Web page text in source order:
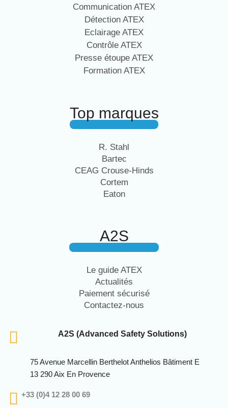
Communication ATEX
Détection ATEX
Eclairage ATEX
Contrôle ATEX
Presse étoupe ATEX
Formation ATEX
Top marques
R. Stahl
Bartec
CEAG Crouse-Hinds
Cortem
Eaton
A2S
Le guide ATEX
Actualités
Paiement sécurisé
Contactez-nous
A2S (Advanced Safety Solutions)
75 Avenue Marcellin Berthelot Anthelios Bâtiment E
13 290 Aix En Provence
+33 (0)4 12 28 00 69